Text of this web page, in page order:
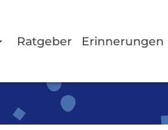
Ratgeber Erinnerungen